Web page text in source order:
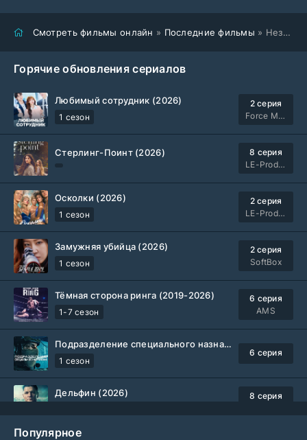
Смотреть фильмы онлайн » Последние фильмы » Незаконное вторжение (2025)
Горячие обновления сериалов
Любимый сотрудник (2026)
1 сезон
2 серия
Force Media
Стерлинг-Поинт (2026)
8 серия
LE-Production
Осколки (2026)
1 сезон
2 серия
LE-Production
Замужняя убийца (2026)
1 сезон
2 серия
SoftBox
Тёмная сторона ринга (2019-2026)
1-7 сезон
6 серия
AMS
Подразделение специального назначения (2026)
1 сезон
6 серия
Дельфин (2026)
8 серия
Популярное